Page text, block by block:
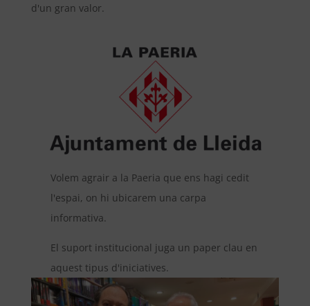
d'un gran valor.
Volem agrair a la Paeria que ens hagi cedit
l'espai, on hi ubicarem una carpa
informativa.
El suport institucional juga un paper clau en
aquest tipus d'iniciatives.